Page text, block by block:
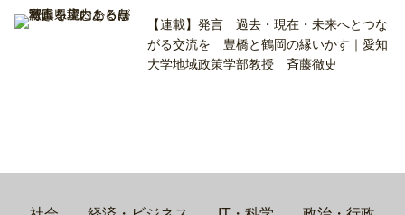
【連載】発言 過去・現在・未来へとつな
がる交流を 豊橋と鶴岡の縁いかす｜愛知
大学地域政策学部教授 斉藤徹史